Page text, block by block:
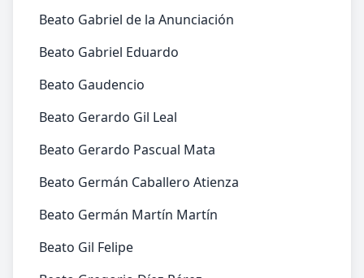
Beato Gabriel de la Anunciación
Beato Gabriel Eduardo
Beato Gaudencio
Beato Gerardo Gil Leal
Beato Gerardo Pascual Mata
Beato Germán Caballero Atienza
Beato Germán Martín Martín
Beato Gil Felipe